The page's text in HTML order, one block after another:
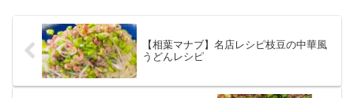
【相葉マナブ】名店レシピ枝豆の中華風
うどんレシピ